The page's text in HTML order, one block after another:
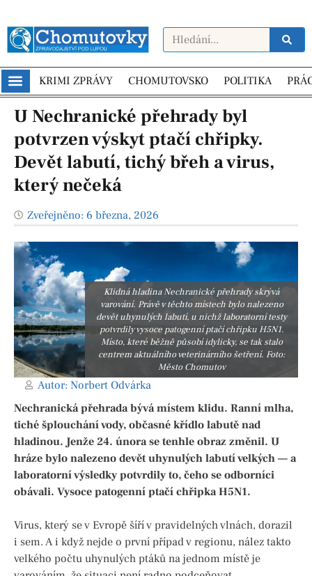
KRIMI ZPRÁVY CHOMUTOVSKO POLITIKA
U Nechranické přehrady byl
potvrzen výskyt ptačí chřipky.
Devět labutí, tichý břeh a virus,
který nečeká
Zveřejněno: 6 března, 2026
Klidná hladina Nechranické přehrady skrývá
varování. Právě v těchto místech bylo nalezeno
devět uhynulých labutí, u nichž laboratorní testy
potvrdily vysoce patogenní ptačí chřipku H5N1.
Místo, které běžně působí idylicky, se tak stalo
centrem aktuálního veterinárního šetření. Foto:
Město Chomutov
Autor: Norbert Odvárka
Nechranická přehrada bývá místem klidu. Ranní mlha,
tiché šplouchání vody, občasné křídlo labutě nad
hladinou. Jenže 24. února se tenhle obraz změnil. U
hráze bylo nalezeno devět uhynulých labutí velkých — a
laboratorní výsledky potvrdily to, čeho se odborníci
obávali. Vysoce patogenní ptačí chřipka H5N1.
Virus, který se v Evropě šíří v pravidelných vlnách, dorazil
i sem. A i když nejde o první případ v regionu, nález takto
velkého počtu uhynulých ptáků na jednom místě je